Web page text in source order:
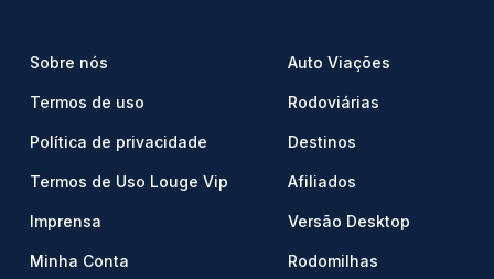
Sobre nós
Termos de uso
Política de privacidade
Termos de Uso Louge Vip
Imprensa
Minha Conta
Auto Viações
Rodoviárias
Destinos
Afiliados
Versão Desktop
Rodomilhas